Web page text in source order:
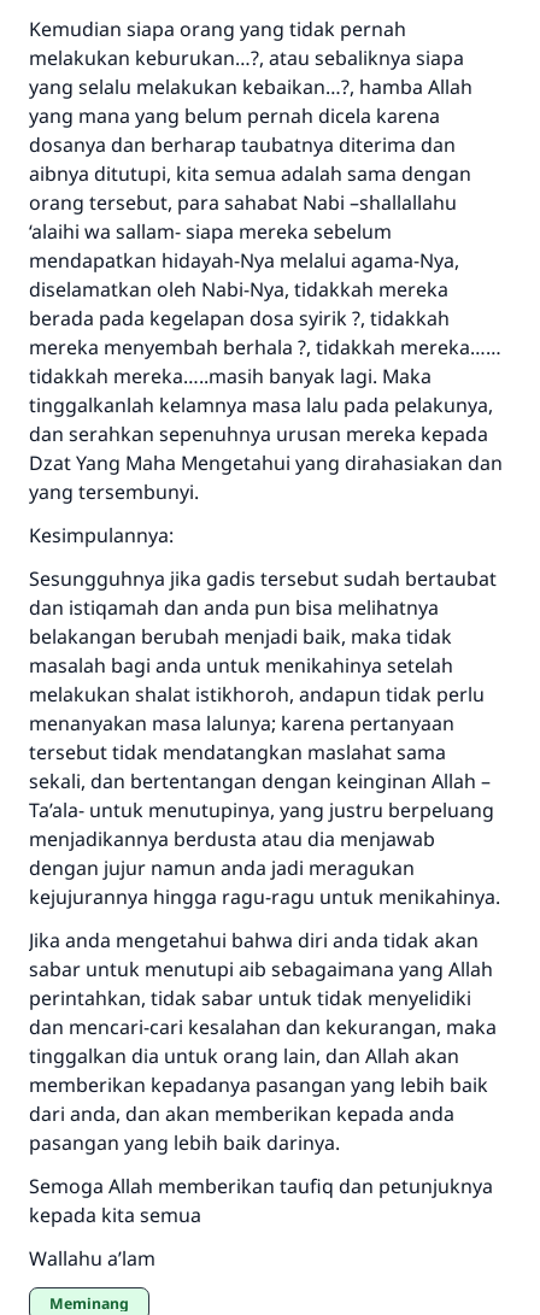
Kemudian siapa orang yang tidak pernah
melakukan keburukan…?, atau sebaliknya siapa
yang selalu melakukan kebaikan…?, hamba Allah
yang mana yang belum pernah dicela karena
dosanya dan berharap taubatnya diterima dan
aibnya ditutupi, kita semua adalah sama dengan
orang tersebut, para sahabat Nabi –shallallahu
‘alaihi wa sallam- siapa mereka sebelum
mendapatkan hidayah-Nya melalui agama-Nya,
diselamatkan oleh Nabi-Nya, tidakkah mereka
berada pada kegelapan dosa syirik ?, tidakkah
mereka menyembah berhala ?, tidakkah mereka……
tidakkah mereka…..masih banyak lagi. Maka
tinggalkanlah kelamnya masa lalu pada pelakunya,
dan serahkan sepenuhnya urusan mereka kepada
Dzat Yang Maha Mengetahui yang dirahasiakan dan
yang tersembunyi.
Kesimpulannya:
Sesungguhnya jika gadis tersebut sudah bertaubat
dan istiqamah dan anda pun bisa melihatnya
belakangan berubah menjadi baik, maka tidak
masalah bagi anda untuk menikahinya setelah
melakukan shalat istikhoroh, andapun tidak perlu
menanyakan masa lalunya; karena pertanyaan
tersebut tidak mendatangkan maslahat sama
sekali, dan bertentangan dengan keinginan Allah –
Ta’ala- untuk menutupinya, yang justru berpeluang
menjadikannya berdusta atau dia menjawab
dengan jujur namun anda jadi meragukan
kejujurannya hingga ragu-ragu untuk menikahinya.
Jika anda mengetahui bahwa diri anda tidak akan
sabar untuk menutupi aib sebagaimana yang Allah
perintahkan, tidak sabar untuk tidak menyelidiki
dan mencari-cari kesalahan dan kekurangan, maka
tinggalkan dia untuk orang lain, dan Allah akan
memberikan kepadanya pasangan yang lebih baik
dari anda, dan akan memberikan kepada anda
pasangan yang lebih baik darinya.
Semoga Allah memberikan taufiq dan petunjuknya
kepada kita semua
Wallahu a’lam
Meminang